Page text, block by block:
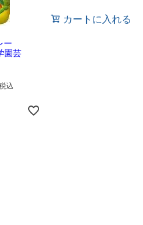
ー
園芸
込
カートに入れる